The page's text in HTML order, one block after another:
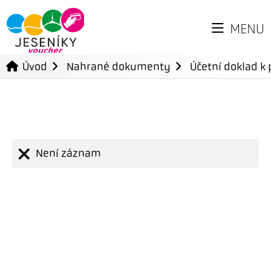
MENU
Úvod Nahrané dokumenty Účetní doklad
Není záznam